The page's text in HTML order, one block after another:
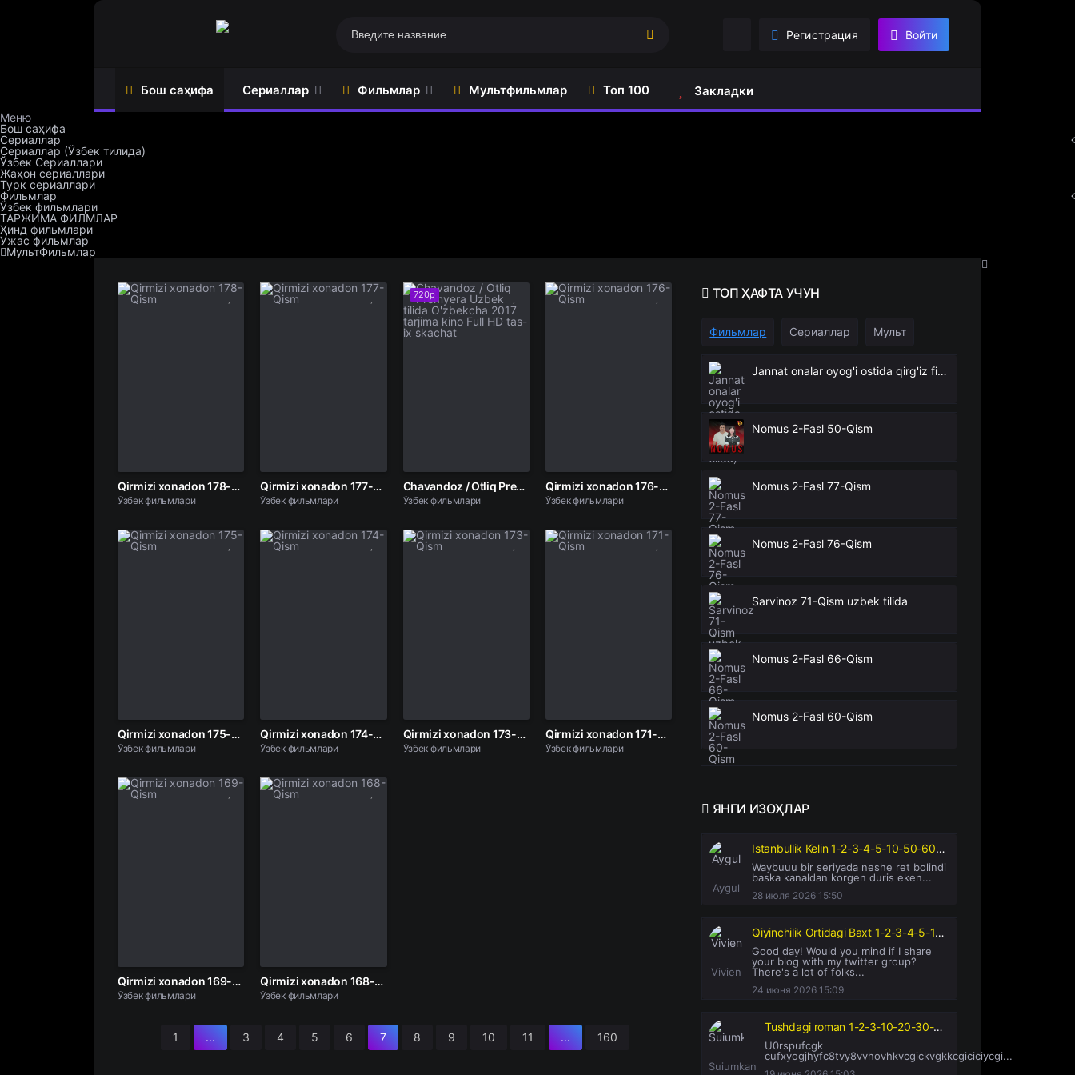
Регистрация Войти
Бош саҳифа Сериаллар Фильмлар Мультфильмлар Топ 100 Закладки
Меню
Бош саҳифа
Сериаллар
Сериаллар (Ўзбек тилида)
Ўзбек Сериаллари
Жаҳон сериаллари
Турк сериаллари
Фильмлар
Ўзбек фильмлари
ТАРЖИМА ФИЛМЛАР
Ҳинд фильмлари
Ужас фильмлар
МультФильмлар
Qirmizi xonadon 178-Qism
Ўзбек фильмлари
Qirmizi xonadon 177-Qism
Ўзбек фильмлари
720p
Chavandoz / Otliq Premyera Uzbek tilida O'zbekcha 2017 tarjima kino Full HD tas-ix skachat
Ўзбек фильмлари
Qirmizi xonadon 176-Qism
Ўзбек фильмлари
Qirmizi xonadon 175-Qism
Ўзбек фильмлари
Qirmizi xonadon 174-Qism
Ўзбек фильмлари
Qirmizi xonadon 173-Qism
Ўзбек фильмлари
Qirmizi xonadon 171-Qism
Ўзбек фильмлари
Qirmizi xonadon 169-Qism
Ўзбек фильмлари
Qirmizi xonadon 168-Qism
Ўзбек фильмлари
1 ... 3 4 5 6 7 8 9 10 11 ... 160
ТОП ҲАФТА УЧУН
Фильмлар Сериаллар Мульт
Jannat onalar oyog'i ostida qirg'iz filmi (o'zbek tilida)
Nomus 2-Fasl 50-Qism
Nomus 2-Fasl 77-Qism
Nomus 2-Fasl 76-Qism
Sarvinoz 71-Qism uzbek tilida
Nomus 2-Fasl 66-Qism
Nomus 2-Fasl 60-Qism
ЯНГИ ИЗОҲЛАР
Istanbullik Kelin 1-2-3-4-5-10-50-60-70-90-100-110-130-140-150-160 Qism Turk serial uzbek tilida barcha qismlar
Waybuuu bir seriyada neshe ret bolindi
baska kanaldan korgen duris eken...
28 июля 2026 15:50
Aygul
Qiyinchilik Ortidagi Baxt 1-2-3-4-5-10-20-30-50-60-70-80-95 Qism drama koreya seriali uzbek tilida Barcha qismlar 2026 HD skachat
Good day! Would you mind if I share
your blog with my twitter group?
There's a lot of folks...
24 июня 2026 15:09
Vivien
Tushdagi roman 1-2-3-10-20-30-50-60-70-80-90 Qism drama koreya seriali uzbek tilida Barcha qismlar
U0rspufcgk
cufxyogjhyfc8tvy8vvhovhkvcgickvgkkcgiciciycgi...
Suiumkan